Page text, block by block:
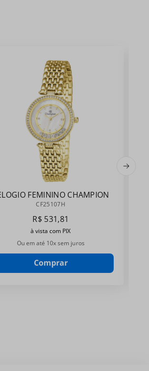
FEMININO CHAMPION
CF25107H
CF25107H
R$ 531,81
à vista com PIX
Ou em até 10x sem juros
Comprar